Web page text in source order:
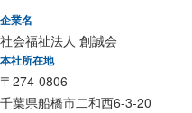
企業名
社会福祉法人 創誠会
本社所在地
〒274-0806
千葉県船橋市二和西6-3-20